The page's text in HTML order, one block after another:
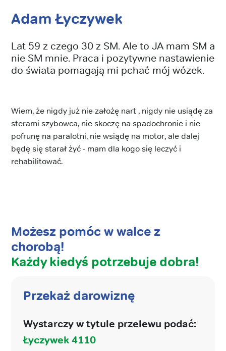
Adam Łyczywek
Lat 59 z czego 30 z SM. Ale to JA mam SM a
nie SM mnie. Praca i pozytywne nastawienie
do świata pomagają mi pchać mój wózek.
Wiem, że nigdy już nie założę nart , nigdy nie usiądę za
sterami szybowca, nie skoczę na spadochronie i nie
pofrunę na paralotni, nie wsiądę na motor, ale dalej
będę się starał żyć - mam dla kogo się leczyć i
rehabilitować.
Możesz pomóc w walce z
chorobą!
Każdy kiedyś potrzebuje dobra!
Przekaż darowiznę
Wystarczy w tytule przelewu podać:
Łyczywek 4110